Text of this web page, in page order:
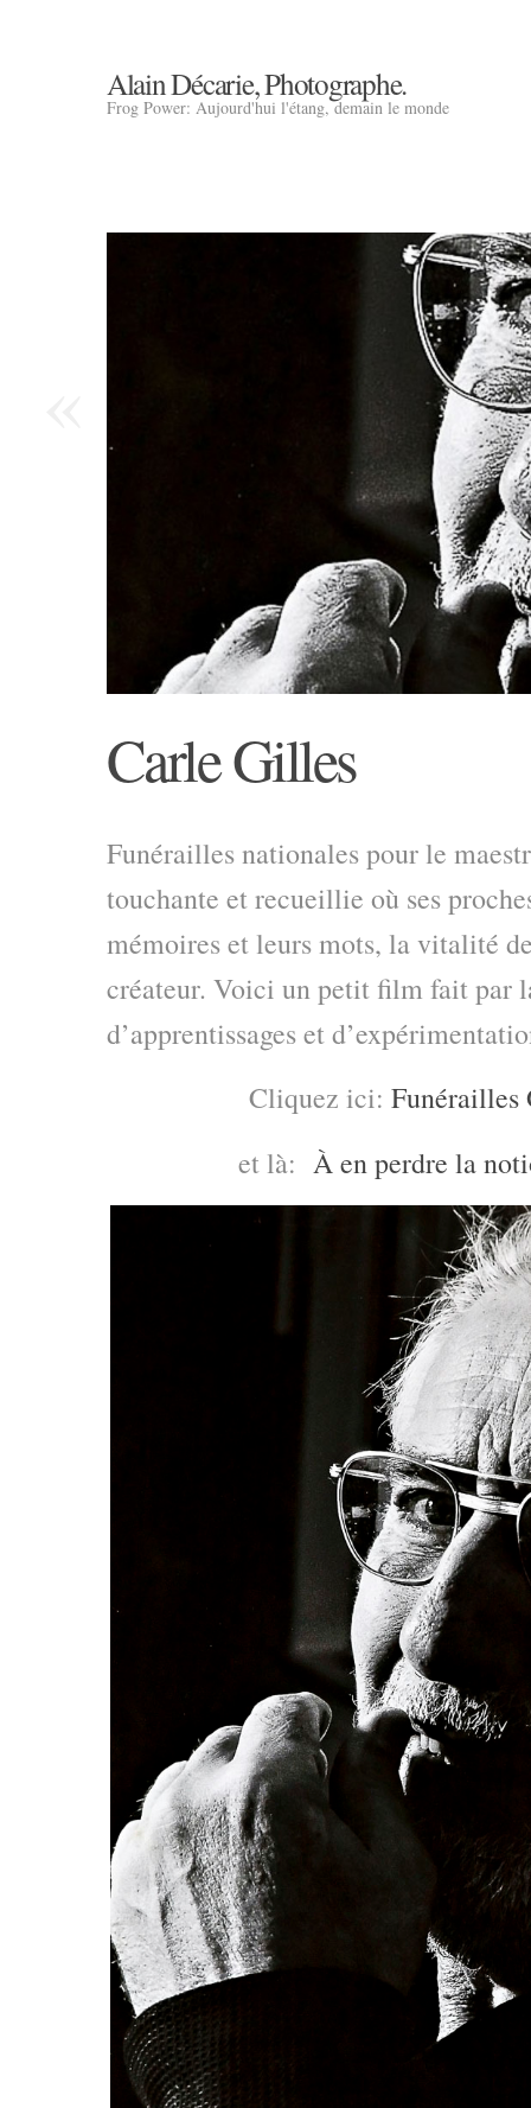
Alain Décarie, Photographe.
Frog Power: Aujourd'hui l'étang, demain le monde
Carle Gilles
Funérailles nationales pour le
touchante et recueillie où ses
mémoires et leurs mots, la vitalité
créateur. Voici un petit film fait par
d’apprentissages et
Cliquez ici: Funérailles
et là: À en perdre la